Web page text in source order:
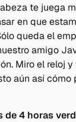
te juega
en que
queda el
amigo
Miro el reloj
aún así cómo
de 4 horas